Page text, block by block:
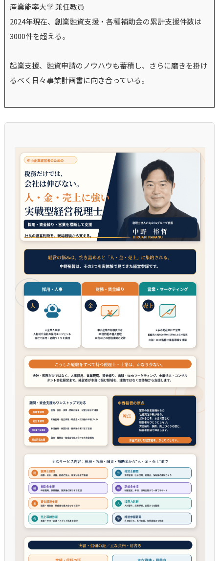
産業能率大学 兼任教員
2024年現在、創業融資支援・各種補助金の累計支援件数は
3000件を超える。
起業支援、融資申請のノウハウも蓄積し、さらに磨きを掛け
るべく日々事業計画書に向き合っている。